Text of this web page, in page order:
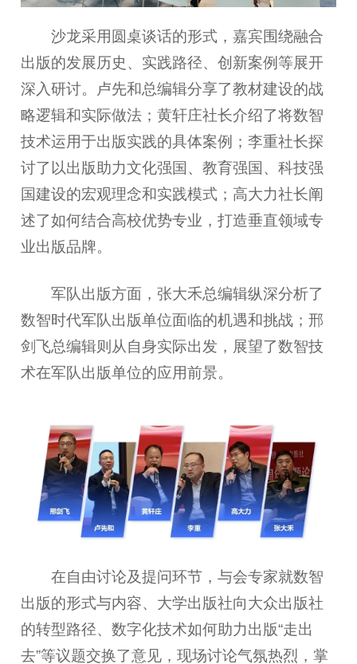
沙龙采用圆桌谈话的形式，嘉宾围绕融合
出版的发展历史、实践路径、创新案例等展开
深入研讨。卢先和总编辑分享了教材建设的战
略逻辑和实际做法；黄轩庄社长介绍了将数智
技术运用于出版实践的具体案例；李重社长探
讨了以出版助力文化强国、教育强国、科技强
国建设的宏观理念和实践模式；高大力社长阐
述了如何结合高校优势专业，打造垂直领域专
业出版品牌。
军队出版方面，张大禾总编辑纵深分析了
数智时代军队出版单位面临的机遇和挑战；邢
剑飞总编辑则从自身实际出发，展望了数智技
术在军队出版单位的应用前景。
在自由讨论及提问环节，与会专家就数智
出版的形式与内容、大学出版社向大众出版社
的转型路径、数字化技术如何助力出版“走出
去”等议题交换了意见，现场讨论气氛热烈，掌